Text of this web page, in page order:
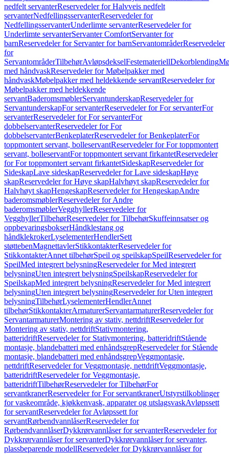
nedfelt servanterReservedeler for Halvveis nedfelt
servanterNedfellingsservanterReservedeler for
NedfellingsservanterUnderlimte servanterReservedeler for
Underlimte servanterServanter ComfortServanter for
barnReservedeler for Servanter for barnServantområderReservedeler
for
ServantområderTilbehørAvløpsdekselFestemateriellDekorblending
med håndvaskReservedeler for Møbelpakker med
håndvaskMøbelpakker med heldekkende servantReservedeler for
Møbelpakker med heldekkende
servantBaderomsmøblerServantunderskapReservedeler for
ServantunderskapFor servanterReservedeler for For servanterFor
servanterReservedeler for For servanterFor
dobbelservanterReservedeler for For
dobbelservanterBenkeplaterReservedeler for BenkeplaterFor
toppmontert servant, bolleservantReservedeler for For toppmontert
servant, bolleservantFor toppmontert servant firkantetReservedeler
for For toppmontert servant firkantetSideskapReservedeler for
SideskapLave sideskapReservedeler for Lave sideskapHøye
skapReservedeler for Høye skapHalvhøyt skapReservedeler for
Halvhøyt skapHengeskapReservedeler for HengeskapAndre
baderomsmøblerReservedeler for Andre
baderomsmøblerVegghyllerReservedeler for
VegghyllerTilbehørReservedeler for TilbehørSkuffeinnsatser og
oppbevaringsbokserHåndklestang og
håndklekrokerLyselementerHendlerSett
støttebenMagnettavlerStikkontakterReservedeler for
StikkontakterAnnet tilbehørSpeil og speilskapSpeilReservedeler for
SpeilMed integrert belysningReservedeler for Med integrert
belysningUten integrert belysningSpeilskapReservedeler for
SpeilskapMed integrert belysningReservedeler for Med integrert
belysningUten integrert belysningReservedeler for Uten integrert
belysningTilbehørLyselementerHendlerAnnet
tilbehørStikkontakterArmaturerServantarmaturerReservedeler for
ServantarmaturerMontering av stativ, nettdriftReservedeler for
Montering av stativ, nettdriftStativmontering,
batteridriftReservedeler for Stativmontering, batteridriftStående
montasje, blandebatteri med enhåndsgrepReservedeler for Stående
montasje, blandebatteri med enhåndsgrepVeggmontasje,
nettdriftReservedeler for Veggmontasje, nettdriftVeggmontasje,
batteridriftReservedeler for Veggmontasje,
batteridriftTilbehørReservedeler for TilbehørFor
servantkranerReservedeler for For servantkranerUtstyrstilkoblinger
for vaskeområde, kjøkkenvask, apparater og utslagsvaskAvløpssett
for servantReservedeler for Avløpssett for
servantRørbendvannlåserReservedeler for
RørbendvannlåserDykkrørvannlåser for servanterReservedeler for
Dykkrørvannlåser for servanterDykkrørvannlåser for servanter,
plassbeparende modellReservedeler for Dykkrørvannlåser for